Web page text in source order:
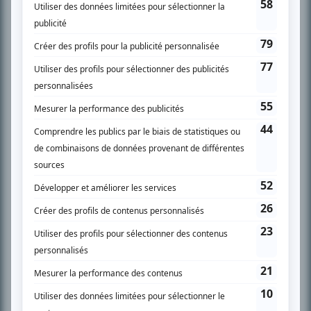
SUR LE RÉSEAU BIZZ MÉDIA
Accueil
Liste des oeuvres
Liste des comédiens
Recherche avancée
À propos
Nous contacter
Termes et conditions
Politique de confidentialité